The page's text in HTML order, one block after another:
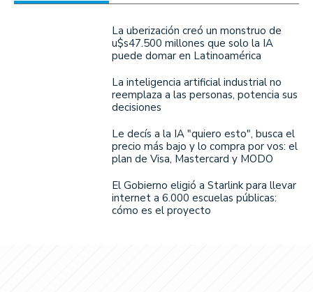
La uberización creó un monstruo de
u$s47.500 millones que solo la IA
puede domar en Latinoamérica
La inteligencia artificial industrial no
reemplaza a las personas, potencia sus
decisiones
Le decís a la IA "quiero esto", busca el
precio más bajo y lo compra por vos: el
plan de Visa, Mastercard y MODO
El Gobierno eligió a Starlink para llevar
internet a 6.000 escuelas públicas:
cómo es el proyecto